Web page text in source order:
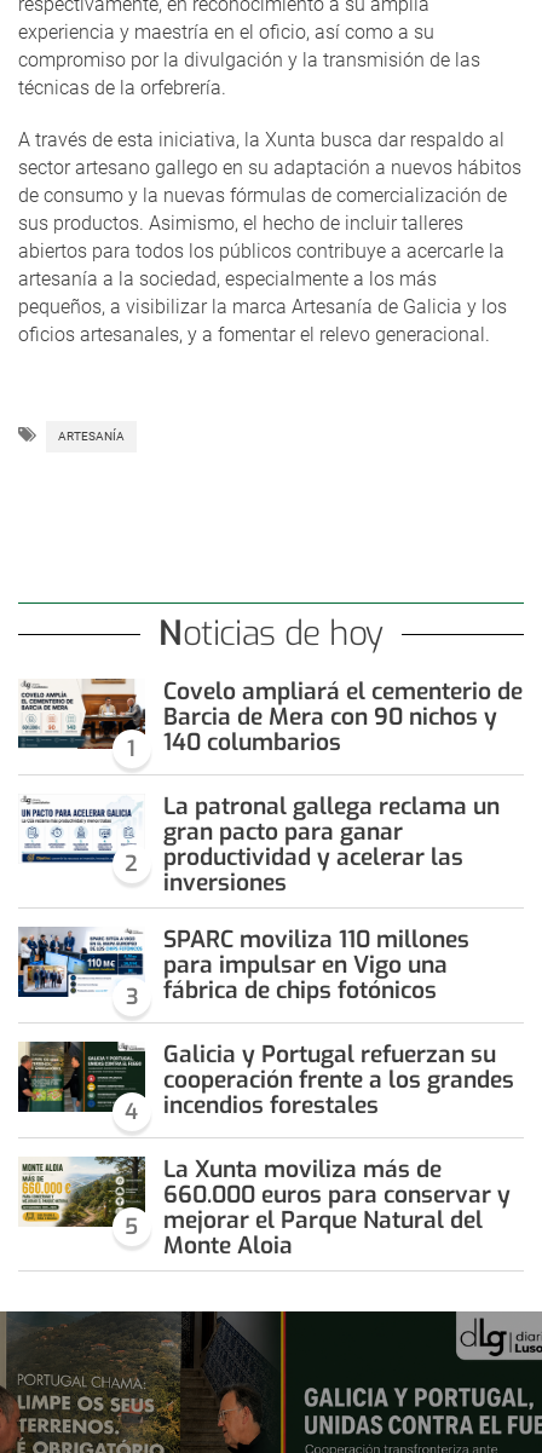
experiencia y maestría en el oficio, así como a su
compromiso por la divulgación y la transmisión de las
técnicas de la orfebrería.
A través de esta iniciativa, la Xunta busca dar respaldo al
sector artesano gallego en su adaptación a nuevos hábitos
de consumo y la nuevas fórmulas de comercialización de
sus productos. Asimismo, el hecho de incluir talleres
abiertos para todos los públicos contribuye a acercarle la
artesanía a la sociedad, especialmente a los más
pequeños, a visibilizar la marca Artesanía de Galicia y los
oficios artesanales, y a fomentar el relevo generacional.
ARTESANÍA
Noticias de hoy
1
Covelo ampliará el cementerio de
Barcia de Mera con 90 nichos y
140 columbarios
2
La patronal gallega reclama un
gran pacto para ganar
productividad y acelerar las
inversiones
3
SPARC moviliza 110 millones
para impulsar en Vigo una
fábrica de chips fotónicos
4
Galicia y Portugal refuerzan su
cooperación frente a los grandes
incendios forestales
5
La Xunta moviliza más de
660.000 euros para conservar y
mejorar el Parque Natural del
Monte Aloia